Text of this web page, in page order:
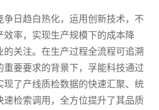
争日趋白热化，运用创新技术，不
效率，实现生产规模下的成本降
的关注。在生产过程全流程可追溯
重要要求的背景下，孚能科技通过
现了产线质检数据的快速汇聚、统
速检索调用，全方位提升了其品质